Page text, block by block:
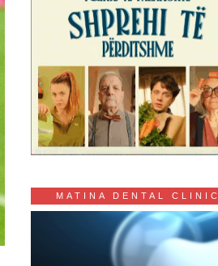
MATINA DENTAL CLINIC